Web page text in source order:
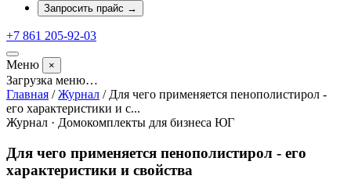
Запросить прайс →
+7 861 205-92-03
Меню ×
Загрузка меню…
Главная / Журнал / Для чего применяется пенополистирол -
его характеристики и с...
Журнал · Домокомплекты для бизнеса ЮГ
Для чего применяется пенополистирол - его
характеристики и свойства